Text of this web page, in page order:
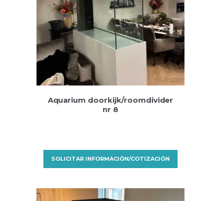
Aquarium doorkijk/roomdivider
nr 8
SOLICITAR INFORMACIÓN/COTIZACIÓN